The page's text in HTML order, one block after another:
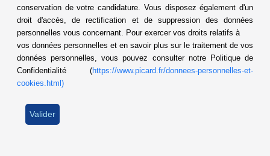
conservation de votre candidature. Vous disposez également d'un
droit d'accès, de rectification et de suppression des données
personnelles vous concernant. Pour exercer vos droits relatifs à
vos données personnelles et en savoir plus sur le traitement de vos
données personnelles, vous pouvez consulter notre Politique de
Confidentialité (https://www.picard.fr/donnees-personnelles-et-
cookies.html)